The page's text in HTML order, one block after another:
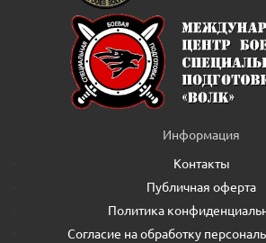
Информация
Контакты
Публичная оферта
Политика
Согласие на обработку